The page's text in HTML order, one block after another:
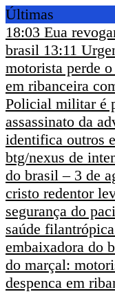
Últimas
18:03 Eua
brasil 13:11
motorista perde
em ribanceira
Policial militar é
assassinato da
identifica outros
btg/nexus de
do brasil – 3 de
cristo redentor
segurança do
saúde filantrópica
embaixadora do
do marçal:
despenca em